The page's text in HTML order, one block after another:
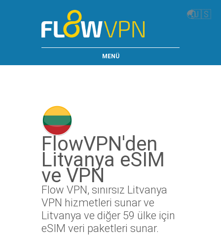
🌏🇺🇸
MENÜ
FlowVPN'den
Litvanya eSIM
ve VPN
Flow VPN, sınırsız Litvanya
VPN hizmetleri sunar ve
Litvanya ve diğer 59 ülke için
eSIM veri paketleri sunar.